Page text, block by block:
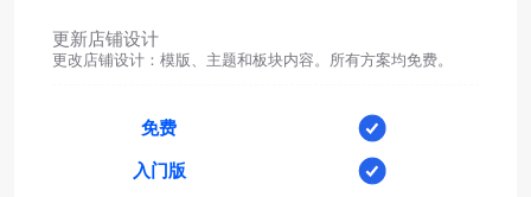
更新店铺设计
更改店铺设计：模版、主题和板块内容。所有方案均免费。
免费
入门版